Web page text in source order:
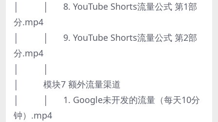
│ │ 8. YouTube Shorts流量公式 第1部
分.mp4
│ │ 9. YouTube Shorts流量公式 第2部
分.mp4
│ 模块7 额外流量渠道
│ │ 1. Google未开发的流量（每天10分
钟）.mp4